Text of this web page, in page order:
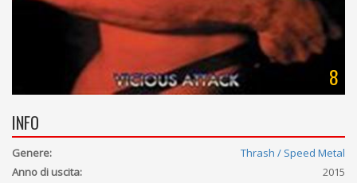
8
INFO
Genere:
Thrash / Speed Metal
Anno di uscita:
2015